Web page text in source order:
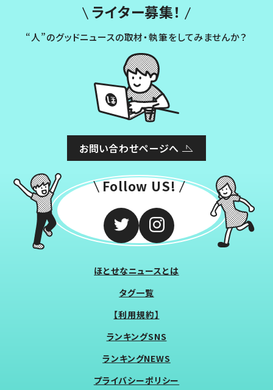
ライター募集！
“人”のグッドニュースの取材・執筆をしてみませんか？
お問い合わせページへ
Follow US!
ほとせなニュースとは
タグ一覧
【利用規約】
ランキングSNS
ランキングNEWS
プライバシーポリシー